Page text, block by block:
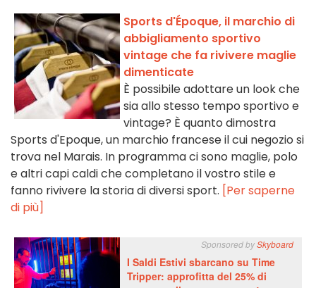
Sports d'Époque, il marchio di
abbigliamento sportivo
vintage che fa rivivere maglie
dimenticate
È possibile adottare un look che
sia allo stesso tempo sportivo e
vintage? È quanto dimostra
Sports d'Epoque, un marchio francese il cui negozio si
trova nel Marais. In programma ci sono maglie, polo
e altri capi caldi che completano il vostro stile e
fanno rivivere la storia di diversi sport. [Per saperne
di più]